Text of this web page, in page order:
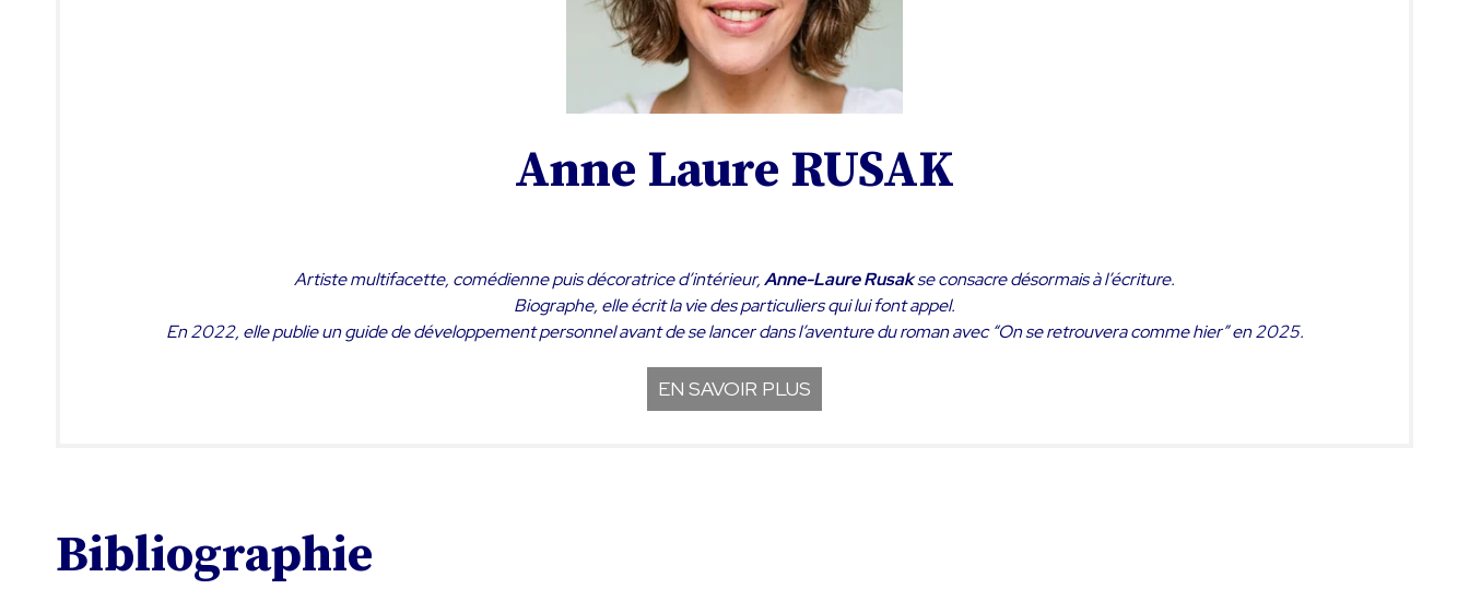
Anne Laure RUSAK
Artiste multifacette, comédienne puis décoratrice d’intérieur,Anne-Laure Rusakse consacre désormais à l’écriture.
Biographe, elle écrit la vie des particuliers qui lui font appel.
En 2022, elle publie un guide de développement personnel avant de se lancer dans l’aventure du roman avec “On se retrouvera comme hier” en 2025.
EN SAVOIR PLUS
Bibliographie